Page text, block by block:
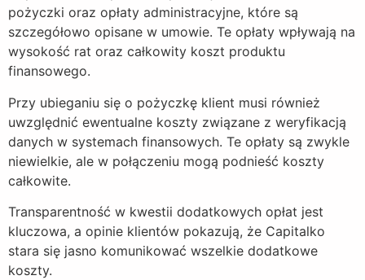
pożyczki oraz opłaty administracyjne, które są
szczegółowo opisane w umowie. Te opłaty wpływają na
wysokość rat oraz całkowity koszt produktu
finansowego.
Przy ubieganiu się o pożyczkę klient musi również
uwzględnić ewentualne koszty związane z weryfikacją
danych w systemach finansowych. Te opłaty są zwykle
niewielkie, ale w połączeniu mogą podnieść koszty
całkowite.
Transparentność w kwestii dodatkowych opłat jest
kluczowa, a opinie klientów pokazują, że Capitalko
stara się jasno komunikować wszelkie dodatkowe
koszty.